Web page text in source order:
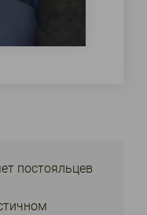
постояльцев